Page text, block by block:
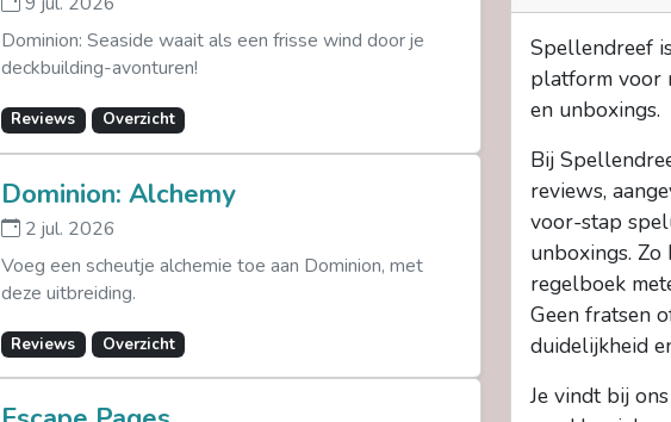
Dominion: Seaside waait als een frisse wind door je
deckbuilding-avonturen!
Reviews Overzicht
Dominion: Alchemy
2 jul. 2026
Voeg een scheutje alchemie toe aan Dominion, met
deze uitbreiding.
Reviews Overzicht
Spellendreef
platform voor
en unboxings.
Bij
reviews,
voor-stap
unboxings. Zo
regelboek
Geen fratsen
duidelijkheid
Je vindt bij